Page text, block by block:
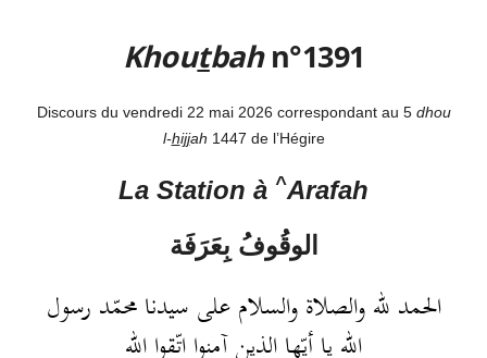
Khoutbahn°1391
Discours du vendredi 22 mai 2026 correspondant au 5 dhou
l-hijjah 1447 de l’Hégire
La Station à ^Arafah
الوقُوفُ بِعَرَفَة
الحمد لله والصلاة والسلام على سيدنا محمّد رسول
الله يا أيّها الذين آمنوا اتّقوا الله